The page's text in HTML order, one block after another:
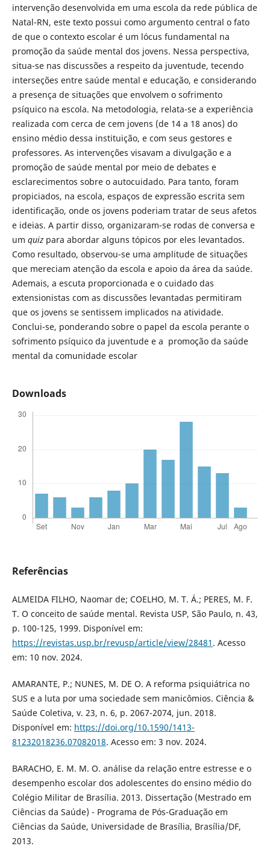
intervenção desenvolvida em uma escola da rede pública de
Natal-RN, este texto possui como argumento central o fato
de que o contexto escolar é um lócus fundamental na
promoção da saúde mental dos jovens. Nessa perspectiva,
situa-se nas discussões a respeito da juventude, tecendo
interseções entre saúde mental e educação, e considerando
a presença de situações que envolvem o sofrimento
psíquico na escola. Na metodologia, relata-se a experiência
realizada com cerca de cem jovens (de 14 a 18 anos) do
ensino médio dessa instituição, e com seus gestores e
professores. As intervenções visavam a divulgação e a
promoção de saúde mental por meio de debates e
esclarecimentos sobre o autocuidado. Para tanto, foram
propiciados, na escola, espaços de expressão escrita sem
identificação, onde os jovens poderiam tratar de seus afetos
e ideias. A partir disso, organizaram-se rodas de conversa e
um quizpara abordar alguns tópicos por eles levantados.
Como resultado, observou-se uma amplitude de situações
que mereciam atenção da escola e apoio da área da saúde.
Ademais, a escuta proporcionada e o cuidado das
extensionistas com as discussões levantadas permitiram
que os jovens se sentissem implicados na atividade.
Conclui-se, ponderando sobre o papel da escola perante o
sofrimento psíquico da juventude e a promoção da saúde
mental da comunidade escolar
Downloads
Referências
ALMEIDA FILHO, Naomar de; COELHO, M. T. Á.; PERES, M. F.
T. O conceito de saúde mental. Revista USP, São Paulo, n. 43,
p. 100-125, 1999. Disponível em:
https://revistas.usp.br/revusp/article/view/28481 . Acesso
em: 10 nov. 2024.
AMARANTE, P.; NUNES, M. DE O. A reforma psiquiátrica no
SUS e a luta por uma sociedade sem manicômios. Ciência &
Saúde Coletiva, v. 23, n. 6, p. 2067-2074, jun. 2018.
Disponível em: https://doi.org/10.1590/1413-
81232018236.07082018. Acesso em: 3 nov. 2024.
BARACHO, E. M. M. O. análise da relação entre estresse e o
desempenho escolar dos adolescentes do ensino médio do
Colégio Militar de Brasília. 2013. Dissertação (Mestrado em
Ciências da Saúde) - Programa de Pós-Graduação em
Ciências da Saúde, Universidade de Brasília, Brasília/DF,
2013.